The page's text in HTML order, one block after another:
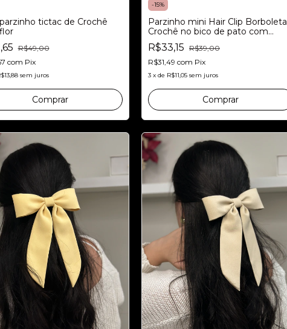
tictac de Crochê
R$49,00
com Pix
sem juros
Comprar
-15%
Parzinho mini Hair Clip Borboleta
Crochê no bico de pato com
antideslizante para bebês
R$33,15 R$39,00
R$31,49 com Pix
3 x de R$11,05 sem juros
Comprar